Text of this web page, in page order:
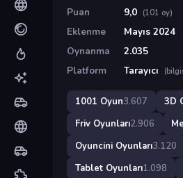
Puan 9,0 (101 oy)
Eklenme
Mayıs 2024
Oynanma
2.035
Platform
Tarayıcı
1001 Oyun3.607 3D
Friv Oyunları2.906
Oyuncini Oyunları3.120
Tablet Oyunları1.098